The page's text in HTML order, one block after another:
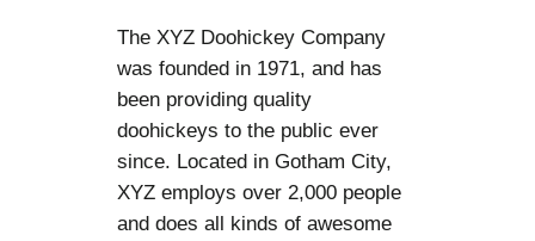
The XYZ Doohickey Company
was founded in 1971, and has
been providing quality
doohickeys to the public ever
since. Located in Gotham City,
XYZ employs over 2,000 people
and does all kinds of awesome